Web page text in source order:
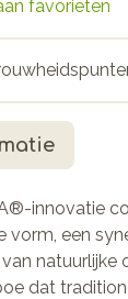
favorieten
innovatie
vorm, een
natuurlijke
dat